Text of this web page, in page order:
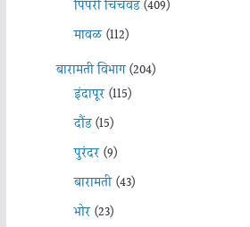
पिंपरी चिचंवड(409)
मावळ(112)
बारामती विभाग(204)
इंदापूर(115)
दौंड(15)
पुरंदर(9)
बारामती(43)
भोर(23)